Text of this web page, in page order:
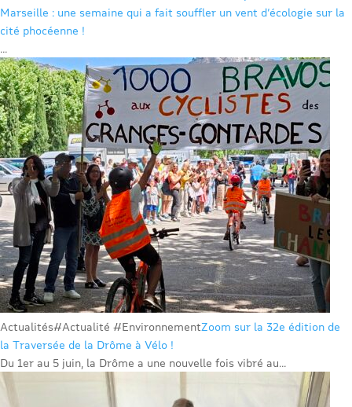
Marseille : une semaine qui a fait souffler un vent d’écologie sur la
cité phocéenne !
...
Actualités#Actualité #EnvironnementZoom sur la 32e édition de
la Traversée de la Drôme à Vélo !
Du 1er au 5 juin, la Drôme a une nouvelle fois vibré au...